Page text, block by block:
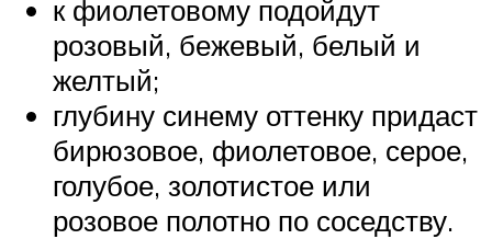
к фиолетовому подойдут
розовый, бежевый, белый и
желтый;
глубину синему оттенку придаст
бирюзовое, фиолетовое, серое,
голубое, золотистое или
розовое полотно по соседству.